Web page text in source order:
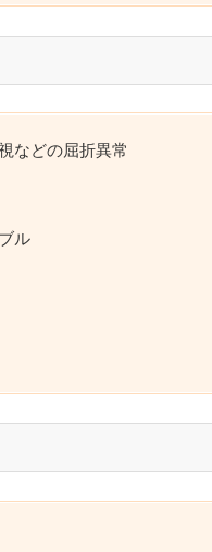
などの屈折異常
ル